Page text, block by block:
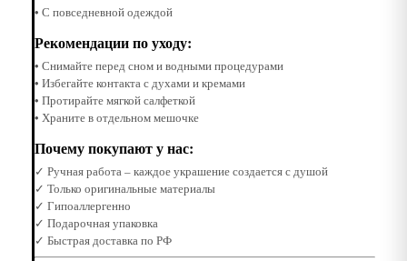
• С повседневной одеждой
Рекомендации по уходу:
• Снимайте перед сном и водными процедурами
• Избегайте контакта с духами и кремами
• Протирайте мягкой салфеткой
• Храните в отдельном мешочке
Почему покупают у нас:
✓ Ручная работа – каждое украшение создается с душой
✓ Только оригинальные материалы
✓ Гипоаллергенно
✓ Подарочная упаковка
✓ Быстрая доставка по РФ